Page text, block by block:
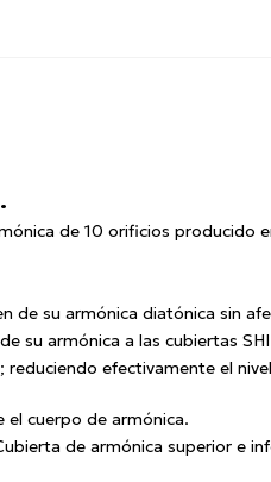
de 10 orificios
de su armónica diatónica sin
su armónica a las cubiertas
reduciendo efectivamente el
el cuerpo de armónica.
de armónica superior e